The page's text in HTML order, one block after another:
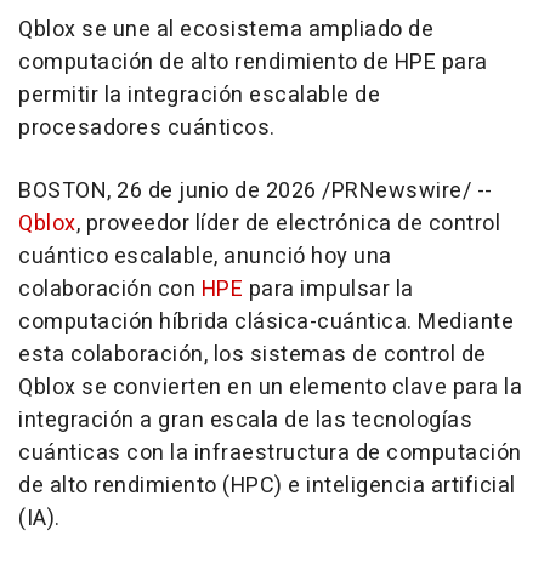
Qblox se une al ecosistema ampliado de
computación de alto rendimiento de HPE para
permitir la integración escalable de
procesadores cuánticos.
BOSTON, 26 de junio de 2026 /PRNewswire/ --
Qblox, proveedor líder de electrónica de control
cuántico escalable, anunció hoy una
colaboración con HPE para impulsar la
computación híbrida clásica-cuántica. Mediante
esta colaboración, los sistemas de control de
Qblox se convierten en un elemento clave para la
integración a gran escala de las tecnologías
cuánticas con la infraestructura de computación
de alto rendimiento (HPC) e inteligencia artificial
(IA).